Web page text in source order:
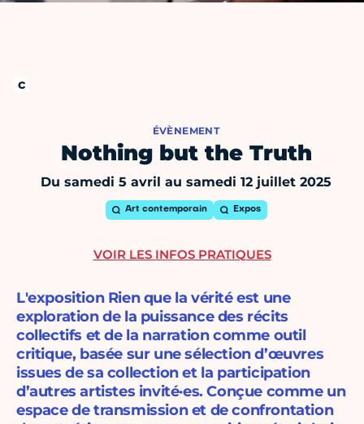
ÉVÈNEMENT
Nothing but the Truth
Du samedi 5 avril au samedi 12 juillet 2025
Art contemporain Expos
L'exposition Rien que la vérité est une
exploration de la puissance des récits
collectifs et de la narration comme outil
critique, basée sur une sélection d’œuvres
issues de sa collection et la participation
d’autres artistes invité·es. Conçue comme un
espace de transmission et de confrontation
VOIR LES INFOS PRATIQUES